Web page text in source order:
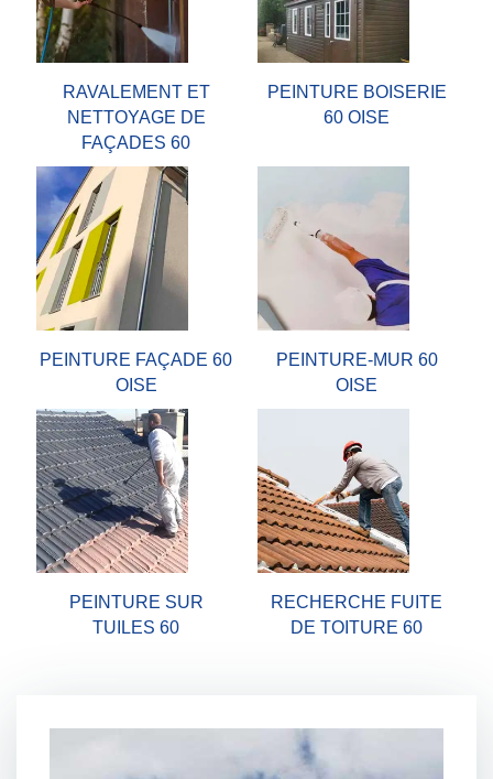
RAVALEMENT ET
NETTOYAGE DE
FAÇADES 60
PEINTURE BOISERIE
60 OISE
PEINTURE FAÇADE 60
OISE
PEINTURE-MUR 60
OISE
PEINTURE SUR
TUILES 60
RECHERCHE FUITE
DE TOITURE 60